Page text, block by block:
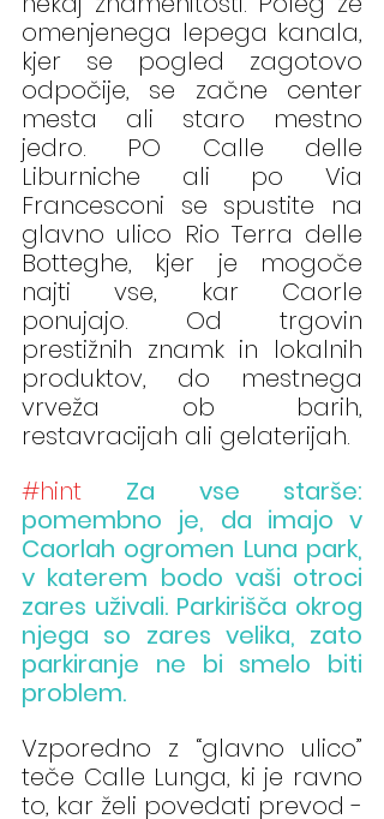
omenjenega lepega kanala,
kjer se pogled zagotovo
odpočije, se začne center
mesta ali staro mestno
jedro. PO Calle delle
Liburniche ali po Via
Francesconi se spustite na
glavno ulico Rio Terra delle
Botteghe, kjer je mogoče
najti vse, kar Caorle
ponujajo. Od trgovin
prestižnih znamk in lokalnih
produktov, do mestnega
vrveža ob barih,
restavracijah ali gelaterijah.
#hint
Za vse starše:
pomembno je, da imajo v
Caorlah ogromen Luna park,
v katerem bodo vaši otroci
zares uživali. Parkirišča okrog
njega so zares velika, zato
parkiranje ne bi smelo biti
problem.
Vzporedno z “glavno ulico”
teče Calle Lunga, ki je ravno
to, kar želi povedati prevod -